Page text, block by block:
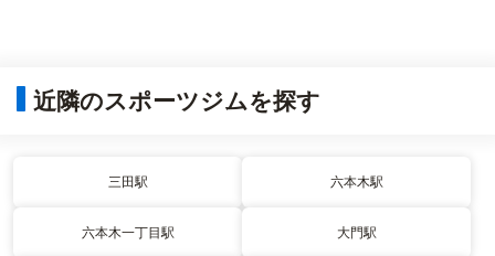
近隣のスポーツジムを探す
三田駅 六本木駅
六本木一丁目駅 大門駅